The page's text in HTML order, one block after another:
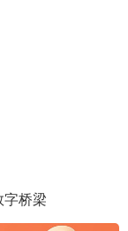
字桥梁